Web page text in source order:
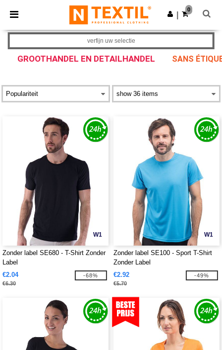
× Ntextil-app
Betere prijzen in de app!
Download app
0
GROOTHANDEL EN DETAILHANDEL SANS
verfijn uw selectie
W1
Zonder label SE680 - T-Shirt Zonder
Label
€2.04
€6.30
-68%
W1
Zonder label SE100 - Sport T-Shirt
Zonder Label
€2.92
€5.70
-49%